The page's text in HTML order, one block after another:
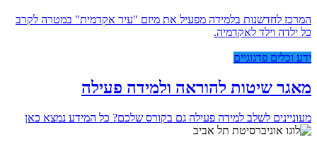
המרכז לחדשנות בלמידה מפעיל את מיזם "עיר אקדמית" במטרה לקרב
כל ילדה וילד לאקדמיה.
ידע וכלים פדגוגיים
מאגר שיטות להוראה ולמידה פעילה
מעוניינים לשלב למידה פעילה גם בקורס שלכם? כל המידע נמצא כאן